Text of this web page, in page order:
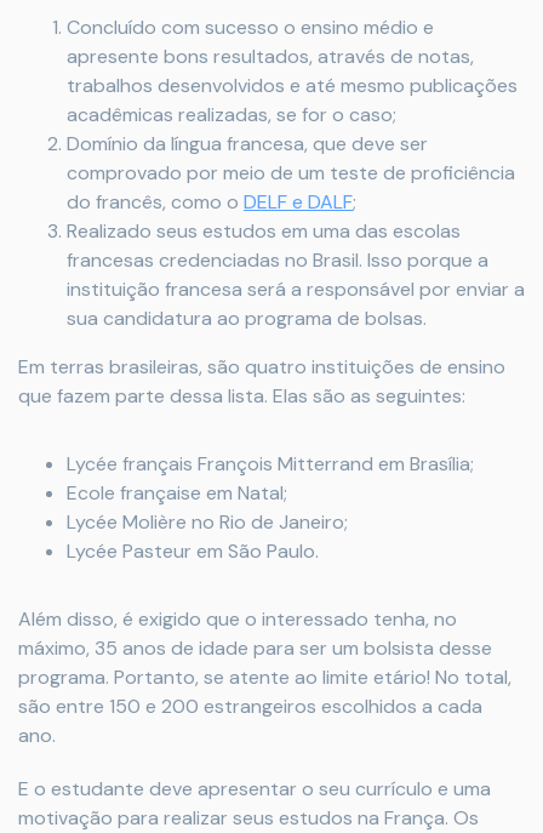
Concluído com sucesso o ensino médio e
apresente bons resultados, através de notas,
trabalhos desenvolvidos e até mesmo publicações
acadêmicas realizadas, se for o caso;
Domínio da língua francesa, que deve ser
comprovado por meio de um teste de proficiência
do francês, como o DELF e DALF;
Realizado seus estudos em uma das escolas
francesas credenciadas no Brasil. Isso porque a
instituição francesa será a responsável por enviar a
sua candidatura ao programa de bolsas.
Em terras brasileiras, são quatro instituições de ensino
que fazem parte dessa lista. Elas são as seguintes:
Lycée français François Mitterrand em Brasília;
Ecole française em Natal;
Lycée Molière no Rio de Janeiro;
Lycée Pasteur em São Paulo.
Além disso, é exigido que o interessado tenha, no
máximo, 35 anos de idade para ser um bolsista desse
programa. Portanto, se atente ao limite etário! No total,
são entre 150 e 200 estrangeiros escolhidos a cada
ano.
E o estudante deve apresentar o seu currículo e uma
motivação para realizar seus estudos na França. Os